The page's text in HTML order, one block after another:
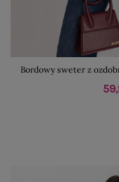
Bordowy sweter z